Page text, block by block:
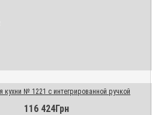
кухни № 1221 с интегрированной ручкой
116 424Грн